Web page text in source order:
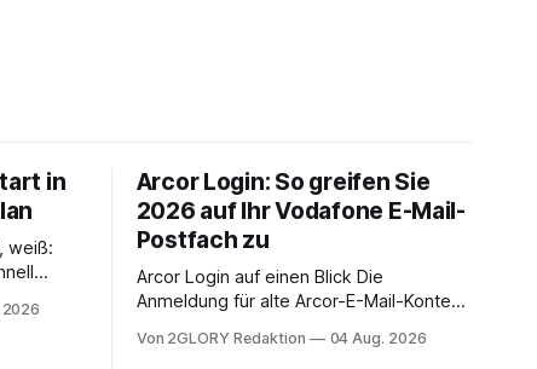
in
weiß:
Arcor Login: So greifen Sie
2026 auf Ihr Vodafone E-Mail-
Postfach zu
Arcor Login auf einen Blick Die
Anmeldung für alte Arcor-E-Mail-Konten
noch eine e mail adresse mit der Endung
Von 2GLORY Redaktion 04 Aug. 2026